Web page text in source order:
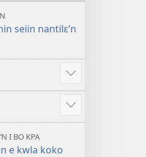
seiin nantilɛ’n
Show
more
Show
more
I BO KPA
e kwla koko